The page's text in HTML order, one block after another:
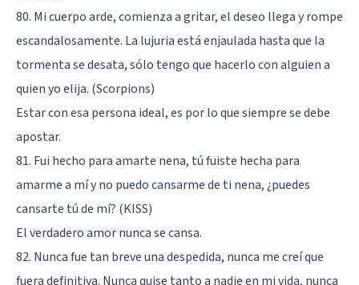
80. Mi cuerpo arde, comienza a gritar, el deseo llega y rompe
escandalosamente. La lujuria está enjaulada hasta que la
tormenta se desata, sólo tengo que hacerlo con alguien a
quien yo elija. (Scorpions)
Estar con esa persona ideal, es por lo que siempre se debe
apostar.
81. Fui hecho para amarte nena, tú fuiste hecha para
amarme a mí y no puedo cansarme de ti nena, ¿puedes
cansarte tú de mí? (KISS)
El verdadero amor nunca se cansa.
82. Nunca fue tan breve una despedida, nunca me creí que
fuera definitiva. Nunca quise tanto a nadie en mi vida, nunca